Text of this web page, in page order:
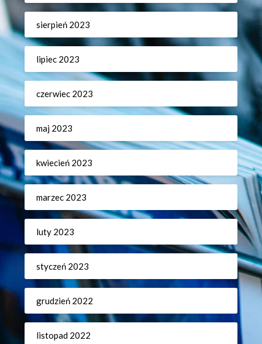
sierpień 2023
lipiec 2023
czerwiec 2023
maj 2023
kwiecień 2023
marzec 2023
luty 2023
styczeń 2023
grudzień 2022
listopad 2022